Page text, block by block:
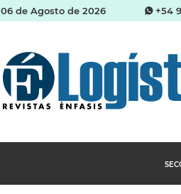
06 de Agosto de 2026 +54